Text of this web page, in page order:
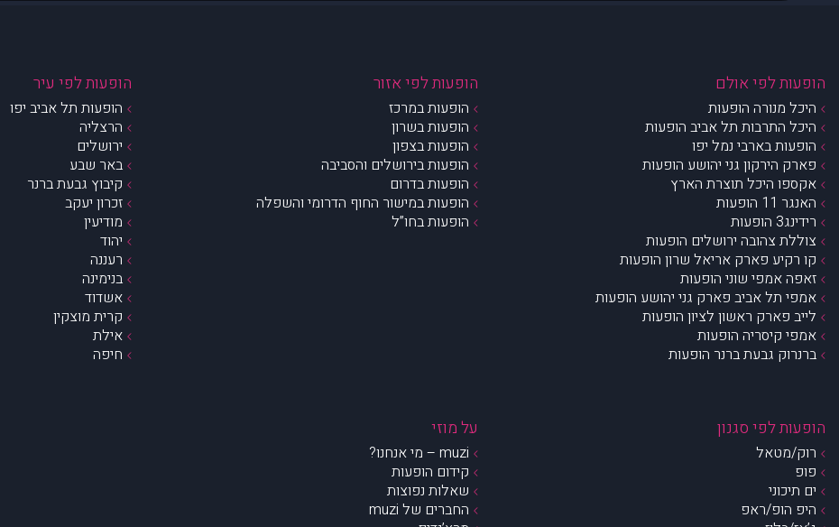
הופעות לפי אולם
היכל מנורה הופעות
היכל התרבות תל אביב הופעות
הופעות בארבי נמל יפו
פארק הירקון גני יהושע הופעות
אקספו היכל תוצרת הארץ
האנגר 11 הופעות
רידינג3 הופעות
צוללת צהובה ירושלים הופעות
קו רקיע פארק אריאל שרון הופעות
זאפה אמפי שוני הופעות
אמפי תל אביב פארק גני יהושע הופעות
לייב פארק ראשון לציון הופעות
אמפי קיסריה הופעות
ברנרוק גבעת ברנר הופעות
הופעות לפי אזור
הופעות במרכז
הופעות בשרון
הופעות בצפון
הופעות בירושלים והסביבה
הופעות בדרום
הופעות במישור החוף הדרומי והשפלה
הופעות בחו”ל
הופעות לפי עיר
הופעות תל אביב יפו
הרצליה
ירושלים
באר שבע
קיבוץ גבעת ברנר
זכרון יעקב
מודיעין
יהוד
רעננה
בנימינה
אשדוד
קרית מוצקין
אילת
חיפה
הופעות לפי סגנון
רוק/מטאל
פופ
ים תיכוני
היפ הופ/ראפ
על מוזי
muzi – מי אנחנו?
קידום הופעות
שאלות נפוצות
החברים של muzi